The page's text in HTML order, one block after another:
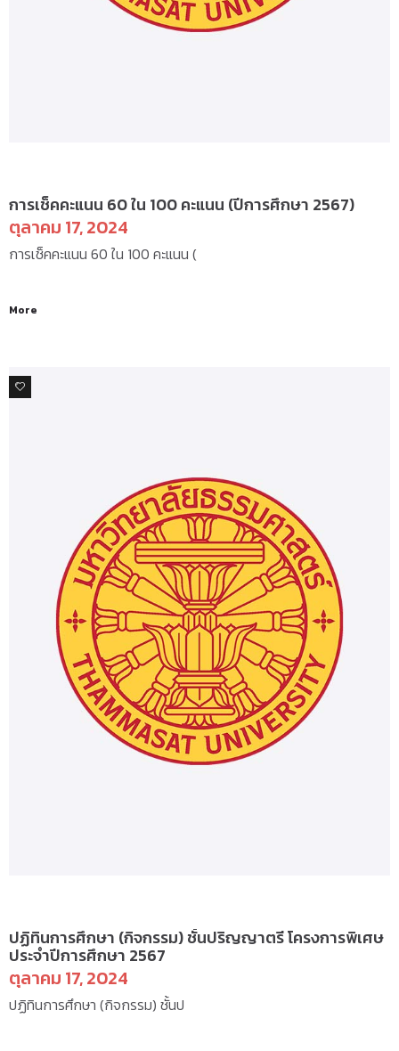
การเช็คคะแนน 60 ใน 100 คะแนน (ปีการศึกษา 2567)
ตุลาคม 17, 2024
การเช็คคะแนน 60 ใน 100 คะแนน (
More
1
ปฏิทินการศึกษา (กิจกรรม) ชั้นปริญญาตรี โครงการพิเศษ
ประจำปีการศึกษา 2567
ตุลาคม 17, 2024
ปฏิทินการศึกษา (กิจกรรม) ชั้นป